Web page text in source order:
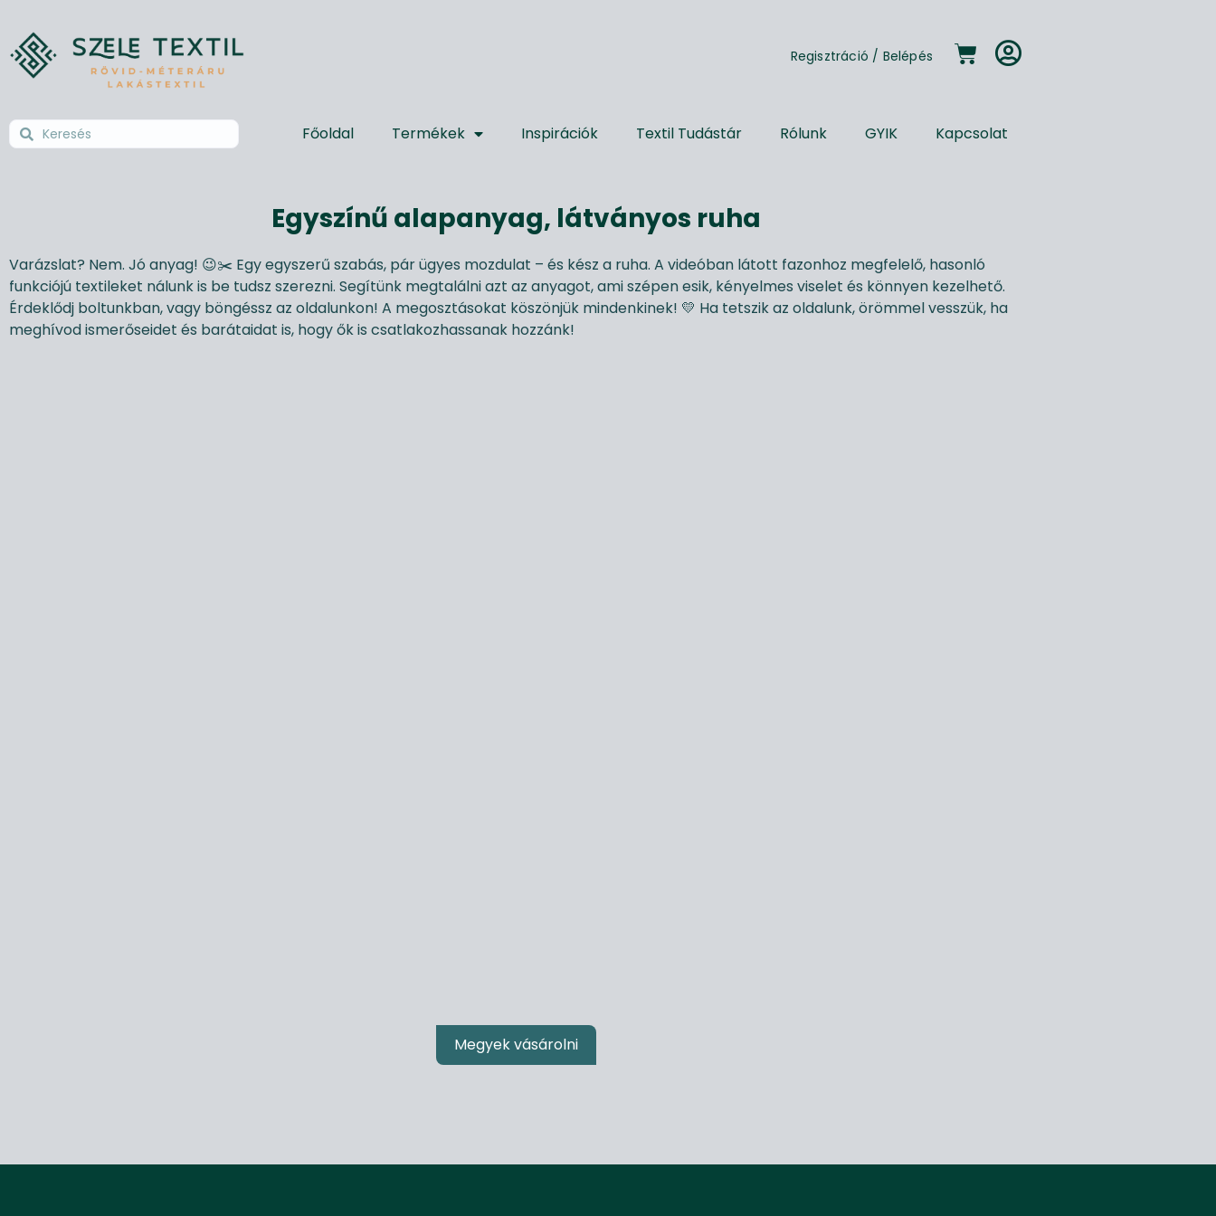
Regisztráció / Belépés
Főoldal Termékek Inspirációk Textil Tudástár Rólunk GYIK Kapcsolat
Egyszínű alapanyag, látványos ruha
Varázslat? Nem. Jó anyag! 😉✂️ Egy egyszerű szabás, pár ügyes mozdulat – és kész a ruha. A videóban látott fazonhoz megfelelő, hasonló
funkciójú textileket nálunk is be tudsz szerezni. Segítünk megtalálni azt az anyagot, ami szépen esik, kényelmes viselet és könnyen kezelhető.
Érdeklődj boltunkban, vagy böngéssz az oldalunkon! A megosztásokat köszönjük mindenkinek! 💛 Ha tetszik az oldalunk, örömmel vesszük, ha
meghívod ismerőseidet és barátaidat is, hogy ők is csatlakozhassanak hozzánk!
Megyek vásárolni